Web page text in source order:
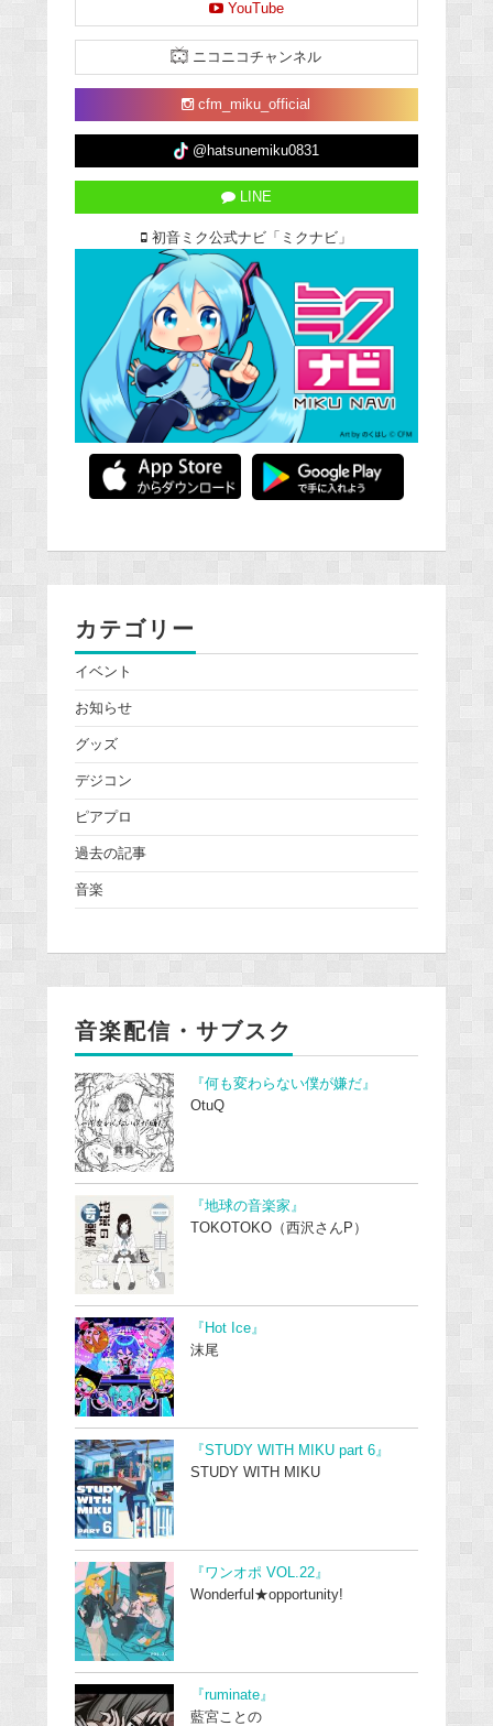
YouTube
ニコニコチャンネル
cfm_miku_official
@hatsunemiku0831
LINE
初音ミク公式ナビ「ミクナビ」
カテゴリー
イベント
お知らせ
グッズ
デジコン
ピアプロ
過去の記事
音楽
音楽配信・サブスク
『何も変わらない僕が嫌だ』
OtuQ
『地球の音楽家』
TOKOTOKO（西沢さんP）
『Hot Ice』
沫尾
『STUDY WITH MIKU part 6』
STUDY WITH MIKU
『ワンオポ VOL.22』
Wonderful★opportunity!
『ruminate』
藍宮ことの